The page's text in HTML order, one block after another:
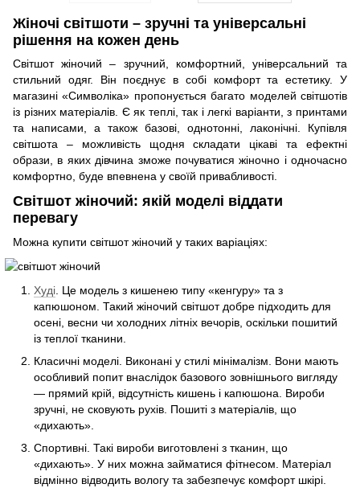
Жіночі світшоти – зручні та універсальні
рішення на кожен день
Світшот жіночий – зручний, комфортний, універсальний та
стильний одяг. Він поєднує в собі комфорт та естетику. У
магазині «Символіка» пропонується багато моделей світшотів
із різних матеріалів. Є як теплі, так і легкі варіанти, з принтами
та написами, а також базові, однотонні, лаконічні. Купівля
світшота – можливість щодня складати цікаві та ефектні
образи, в яких дівчина зможе почуватися жіночно і одночасно
комфортно, буде впевнена у своїй привабливості.
Світшот жіночий: якій моделі віддати
перевагу
Можна купити світшот жіночий у таких варіаціях:
Худі . Це модель з кишенею типу «кенгуру» та з
капюшоном. Такий жіночий світшот добре підходить для
осені, весни чи холодних літніх вечорів, оскільки пошитий
із теплої тканини.
Класичні моделі. Виконані у стилі мінімалізм. Вони мають
особливий попит внаслідок базового зовнішнього вигляду
— прямий крій, відсутність кишень і капюшона. Вироби
зручні, не сковують рухів. Пошиті з матеріалів, що
«дихають».
Спортивні. Такі вироби виготовлені з тканин, що
«дихають». У них можна займатися фітнесом. Матеріал
відмінно відводить вологу та забезпечує комфорт шкірі.